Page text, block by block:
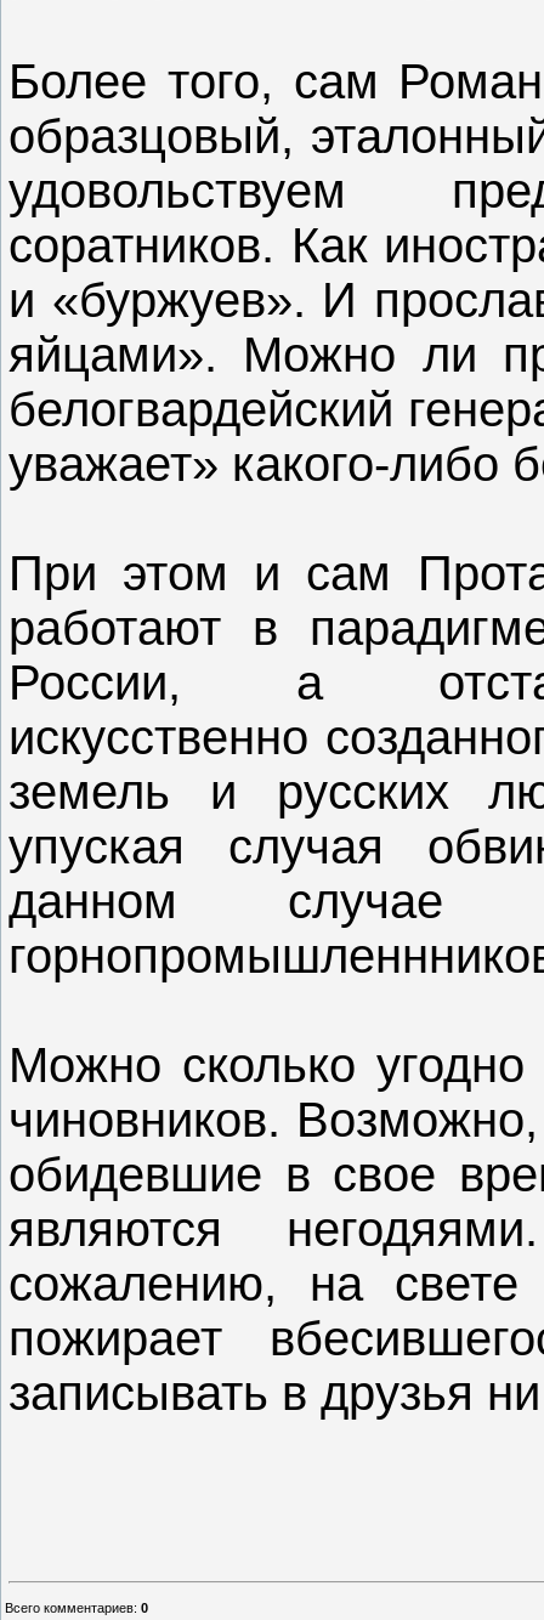
Более того, сам
образцовый,
удовольствуем
соратников. Как
и «буржуев». И
яйцами». Можно ли
белогвардейский
уважает» какого-либо
При этом и сам
работают в
России, а
искусственно
земель и русских
упуская случая
данном случае
Можно сколько
чиновников.
обидевшие в свое
являются
сожалению, на
пожирает
записывать в друзья
Всего комментариев: 0